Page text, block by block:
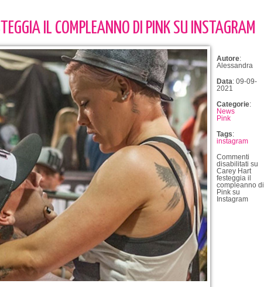
IL COMPLEANNO DI PINK SU INSTAGRAM
Autore:
Alessandra
Data: 09-09-
2021
Categorie:
News
Pink
Tags:
instagram
Commenti
disabilitati su
Carey Hart
festeggia il
compleanno di
Pink su
Instagram